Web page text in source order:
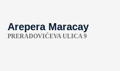
Arepera Maracay
PRERADOVIĆEVA ULICA 9